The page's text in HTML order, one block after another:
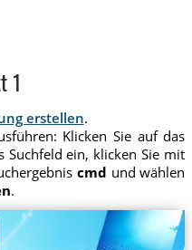
erstellen.
Klicken Sie auf das
Suchfeld ein, klicken Sie mit
cmd und wählen
.